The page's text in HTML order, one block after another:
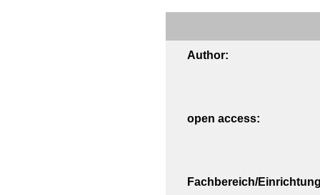
Author:
open access:
Fachbereich/